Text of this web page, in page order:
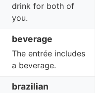
drink for both of
you.
beverage
The entrée includes
a beverage.
brazilian